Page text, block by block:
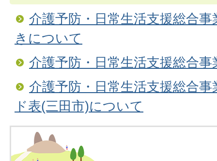
介護予防・日常生活支援総合
きについて
介護予防・日常生活支援総合
介護予防・日常生活支援総合
ド表(三田市)について